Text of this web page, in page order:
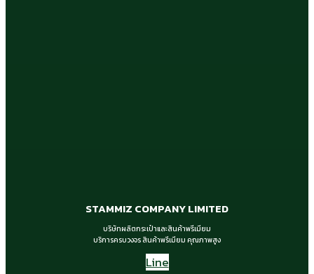
STAMMIZ COMPANY LIMITED
บริษัทผลิตกระเป๋าและสินค้าพรีเมียม
บริการครบวงจร สินค้าพรีเมียม คุณภาพสูง
Line